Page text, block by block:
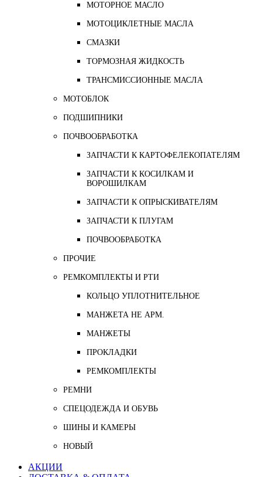
МОТОРНОЕ МАСЛО
МОТОЦИКЛЕТНЫЕ МАСЛА
СМАЗКИ
ТОРМОЗНАЯ ЖИДКОСТЬ
ТРАНСМИССИОННЫЕ МАСЛА
МОТОБЛОК
ПОДШИПНИКИ
ПОЧВООБРАБОТКА
ЗАПЧАСТИ К КАРТОФЕЛЕКОПАТЕЛЯМ
ЗАПЧАСТИ К КОСИЛКАМ И
ВОРОШИЛКАМ
ЗАПЧАСТИ К ОПРЫСКИВАТЕЛЯМ
ЗАПЧАСТИ К ПЛУГАМ
ПОЧВООБРАБОТКА
ПРОЧИЕ
РЕМКОМПЛЕКТЫ И РТИ
КОЛЬЦО УПЛОТНИТЕЛЬНОЕ
МАНЖЕТА НЕ АРМ.
МАНЖЕТЫ
ПРОКЛАДКИ
РЕМКОМПЛЕКТЫ
РЕМНИ
СПЕЦОДЕЖДА И ОБУВЬ
ШИНЫ И КАМЕРЫ
НОВЫЙ
АКЦИИ